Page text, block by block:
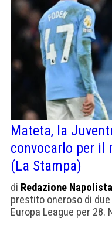
Mateta, la
convocarlo per il
(La Stampa)
di Redazione Napolista
prestito oneroso di
Europa League per 28.